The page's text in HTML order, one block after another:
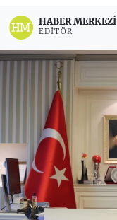
HABER MERKEZI
EDITÖR